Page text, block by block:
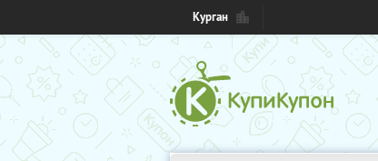
Курган